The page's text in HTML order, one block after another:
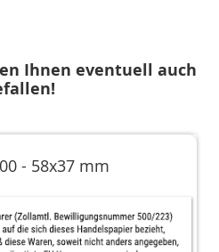
Ihnen eventuell auch
- 58x37 mm